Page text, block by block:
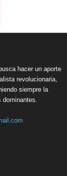
hacer un aporte
revolucionaria,
siempre la